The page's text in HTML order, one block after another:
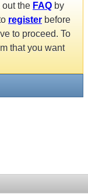
out the FAQ by
register before
to proceed. To
that you want